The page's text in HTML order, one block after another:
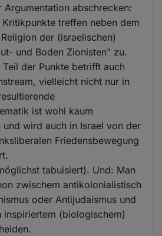
Argumentation abschrecken:
treffen neben dem
der (israelischen)
und Boden Zionisten" zu.
der Punkte betrifft auch
vielleicht nicht nur in
ist wohl kaum
wird auch in Israel von der
Friedensbewegung
tabuisiert). Und: Man
zwischem antikolonialistisch
oder Antijudaismus und
inspiriertem (biologischem)